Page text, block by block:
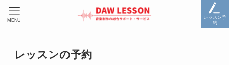
レッスン予
約
MENU
レッスンの予約